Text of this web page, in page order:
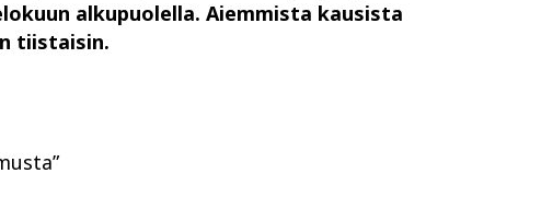
alkupuolella. Aiemmista kausista
tiistaisin.